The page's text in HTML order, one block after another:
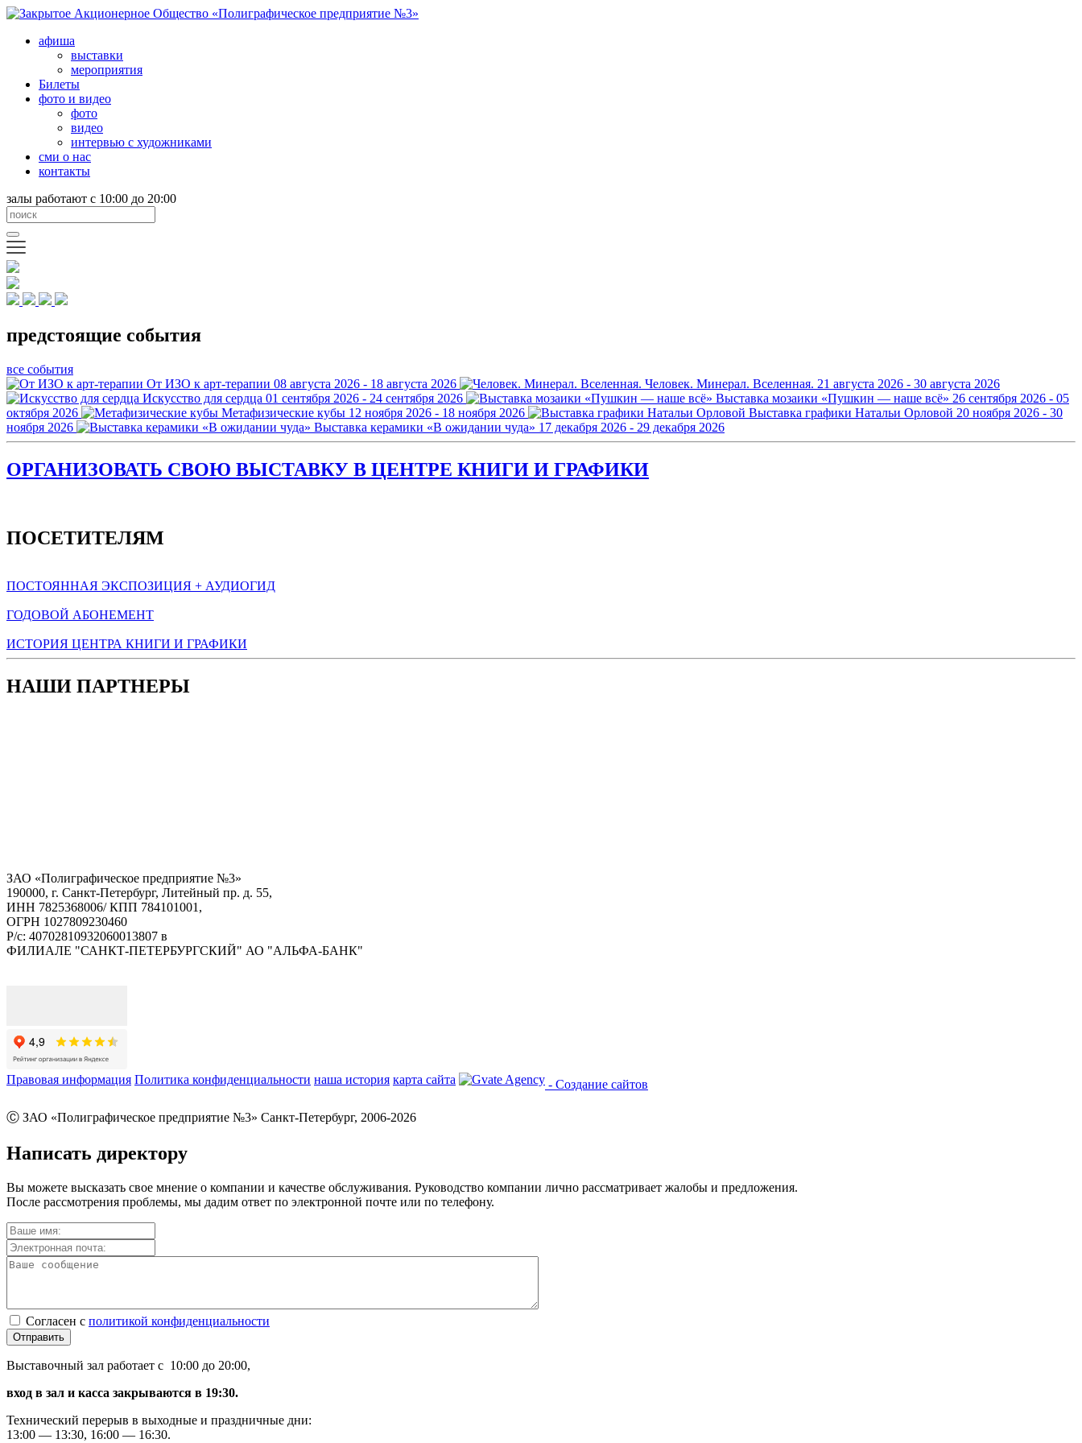
афиша
выставки
мероприятия
Билеты
фото и видео
фото
видео
интервью с художниками
сми о нас
контакты
залы работают с 10:00 до 20:00
предстоящие события
все события
От ИЗО к арт-терапии 08 августа 2026 - 18 августа 2026 Человек. Минерал. Вселенная. 21 августа 2026 - 30 августа 2026
Искусство для сердца 01 сентября 2026 - 24 сентября 2026 Выставка мозаики «Пушкин — наше всё» 26 сентября 2026 - 05
октября 2026
Метафизические кубы 12 ноября 2026 - 18 ноября 2026 Выставка графики Натальи Орловой 20 ноября 2026 - 30
ноября 2026
Выставка керамики «В ожидании чуда» 17 декабря 2026 - 29 декабря 2026
ОРГАНИЗОВАТЬ СВОЮ ВЫСТАВКУ В ЦЕНТРЕ КНИГИ И ГРАФИКИ
ПОСЕТИТЕЛЯМ
ПОСТОЯННАЯ ЭКСПОЗИЦИЯ + АУДИОГИД
ГОДОВОЙ АБОНЕМЕНТ
ИСТОРИЯ ЦЕНТРА КНИГИ И ГРАФИКИ
НАШИ ПАРТНЕРЫ
ЗАО «Полиграфическое предприятие №3»
190000, г. Санкт-Петербург, Литейный пр. д. 55,
ИНН 7825368006/ КПП 784101001,
ОГРН 1027809230460
Р/с: 40702810932060013807 в
ФИЛИАЛЕ "САНКТ-ПЕТЕРБУРГСКИЙ" АО "АЛЬФА-БАНК"
Правовая информация Политика конфиденциальности наша история карта сайта - Создание сайтов
Ⓒ ЗАО «Полиграфическое предприятие №3» Санкт-Петербург, 2006-2026
Написать директору
Вы можете высказать свое мнение о компании и качестве обслуживания. Руководство компании лично рассматривает жалобы и предложения.
После рассмотрения проблемы, мы дадим ответ по электронной почте или по телефону.
Согласен с политикой конфиденциальности
Отправить
Выставочный зал работает с 10:00 до 20:00,
вход в зал и касса закрываются в 19:30.
Технический перерыв в выходные и праздничные дни:
13:00 — 13:30, 16:00 — 16:30.